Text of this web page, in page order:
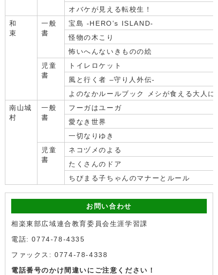
オバケが見える転校生！
和
束
一般
書
宝島 -HERO’s ISLAND-
怪物の木こり
怖いへんないきものの絵
児童
書
トイレロケット
風と行く者 –守り人外伝-
よのなかルールブック メシが食える大人に
南山城
村
一般
書
フーガはユーガ
愛なき世界
一切なりゆき
児童
書
ネコヅメのよる
たくさんのドア
ちびまる子ちゃんのマナーとルール
お問い合わせ
相楽東部広域連合教育委員会生涯学習課
電話: 0774-78-4335
ファックス: 0774-78-4338
電話番号のかけ間違いにご注意ください！